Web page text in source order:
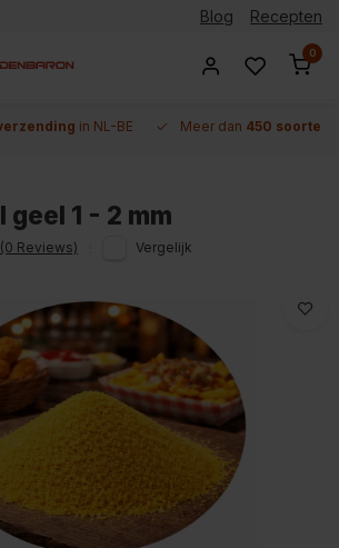
Blog Recepten
0
in NL-BE Meer dan 450 soorten
geel 1 - 2 mm
Reviews) Vergelijk